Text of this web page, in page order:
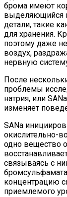
брома имеют
выделяющийся
детали, такие
для хранения.
поэтому даже
воздух,
нервную
После
проблемы
натрия, или
изменяет
SANa
окислительно-
одно вещество
связываясь с
концентрацию
приемлемого